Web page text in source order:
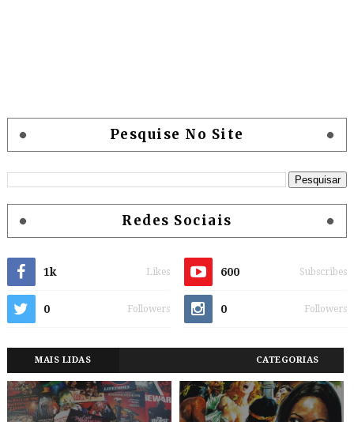
Pesquise No Site
Redes Sociais
1k Likes 600 Subscribes
0 Followers 0 Followers
MAIS LIDAS CATEGORIAS